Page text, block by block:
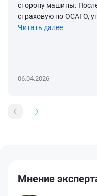
сторону машины.
страховую по ОСАГО,
Читать далее
06.04.2026
Мнение